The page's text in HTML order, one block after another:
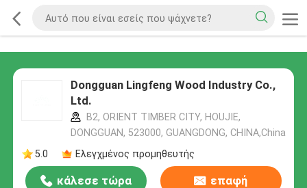
Dongguan Lingfeng Wood Industry Co.,
Ltd.
B2, ORIENT TIMBER CITY, HOUJIE,
DONGGUAN, 523000, GUANGDONG, CHINA,China
5.0
Ελεγχμένος προμηθευτής
κάλεσε τώρα επαφή